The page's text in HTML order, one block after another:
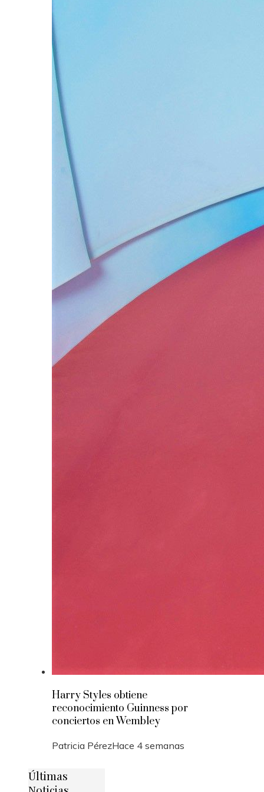
Harry Styles obtiene
reconocimiento Guinness por
conciertos en Wembley
Patricia PérezHace 4 semanas
Últimas